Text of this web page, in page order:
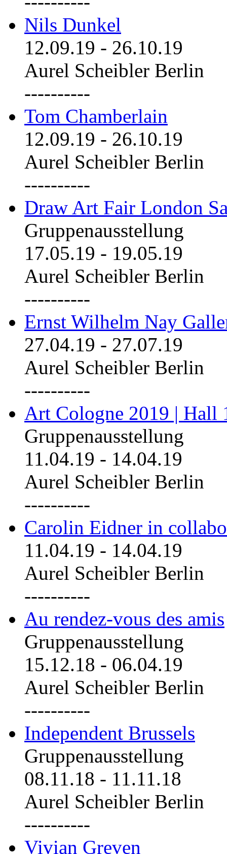
Nils Dunkel
12.09.19 - 26.10.19
Aurel Scheibler Berlin
----------
Tom Chamberlain
12.09.19 - 26.10.19
Aurel Scheibler Berlin
----------
Draw Art Fair London
Gruppenausstellung
17.05.19 - 19.05.19
Aurel Scheibler Berlin
----------
Ernst Wilhelm Nay
27.04.19 - 27.07.19
Aurel Scheibler Berlin
----------
Art Cologne 2019 | Hall
Gruppenausstellung
11.04.19 - 14.04.19
Aurel Scheibler Berlin
----------
Carolin Eidner in
11.04.19 - 14.04.19
Aurel Scheibler Berlin
----------
Au rendez-vous des amis
Gruppenausstellung
15.12.18 - 06.04.19
Aurel Scheibler Berlin
----------
Independent Brussels
Gruppenausstellung
08.11.18 - 11.11.18
Aurel Scheibler Berlin
----------
Vivian Greven